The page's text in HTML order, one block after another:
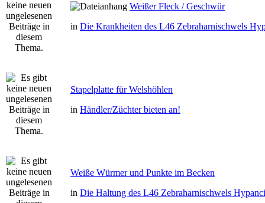
Weißer Fleck / Geschwür
in Die Krankheiten des L46 Zebraharnischwels
Stapelplatte für Welshöhlen
in Händler/Züchter bieten an!
Weiße Würmer und Punkte im Becken
in Die Haltung des L46 Zebraharnischwels